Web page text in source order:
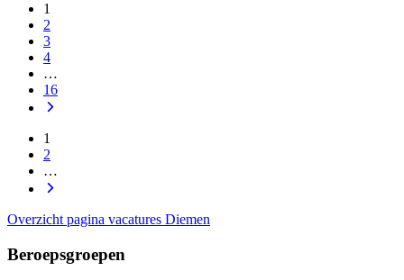
1
2
3
4
…
16
1
2
…
Overzicht pagina vacatures Diemen
Beroepsgroepen